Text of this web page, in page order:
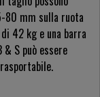
80 mm sulla ruota
42 kg e una barra
S può essere